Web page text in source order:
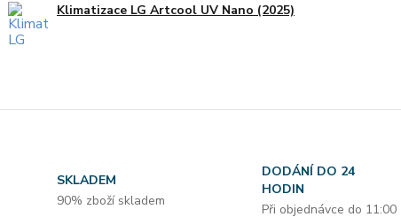
Klimatizace LG Artcool UV Nano (2025)
SKLADEM
90% zboží skladem
DODÁNÍ DO 24
HODIN
Při objednávce do 11:00